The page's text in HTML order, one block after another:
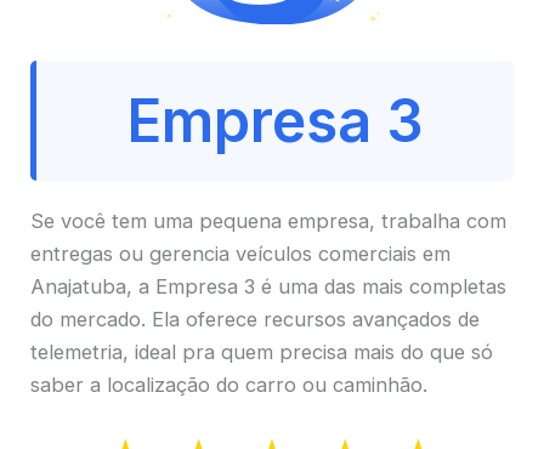
Empresa 3
Se você tem uma pequena empresa, trabalha com
entregas ou gerencia veículos comerciais em
Anajatuba, a Empresa 3 é uma das mais completas
do mercado. Ela oferece recursos avançados de
telemetria, ideal pra quem precisa mais do que só
saber a localização do carro ou caminhão.